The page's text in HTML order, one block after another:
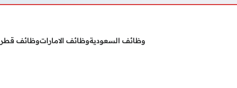
وظائف السعوديةوظائف الاماراتوظائف قطر